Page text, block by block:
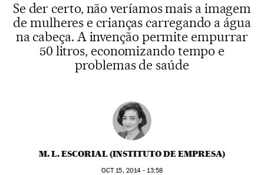
Se der certo, não veríamos mais a imagem
de mulheres e crianças carregando a água
na cabeça. A invenção permite empurrar
50 litros, economizando tempo e
problemas de saúde
M. L. ESCORIAL (INSTITUTO DE EMPRESA)
OCT15, 2014 - 13:58